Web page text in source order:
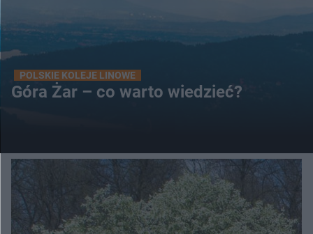
POLSKIE KOLEJE LINOWE
Góra Żar – co warto wiedzieć?